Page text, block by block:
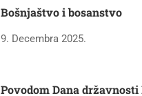
Bošnjaštvo i bosanstvo
9. Decembra 2025.
Povodom Dana državnosti